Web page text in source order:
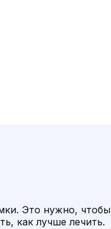
Это нужно, чтобы
как лучше лечить.